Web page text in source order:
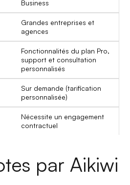
Business
Grandes entreprises et
agences
Fonctionnalités du plan Pro,
support et consultation
personnalisés
Sur demande (tarification
personnalisée)
Nécessite un engagement
contractuel
par Aikiwi